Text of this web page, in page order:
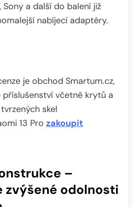
Sony a další do balení již
nabíjecí adaptéry.
je obchod Smartum.cz,
příslušenství včetně krytů a
tvrzených skel
13 Pro zakoupit
–
zvýšené odolnosti